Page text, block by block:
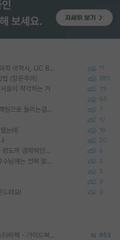
Korea University 수학, 컴퓨터과학 이학사, UC Berkeley 산업공학 대학원 공학박사가 되는 것은 쉽지 않겠죠? 11
법 (장문주의) 280
들이 착각하는 거 79
55
왜 후배가 못하는걸 교수님은 내 책임으로 돌리는걸까요? 7
17
는데 16
20
박사진학하기에 2억은 괜찮은 (?) 정도의 경제력인가요 9
타대학원 컨텍 준비중인데, 지도교수님께는 언제 말씀드려야 할까요? 2
2
3
드려요! 3
[무료] 2026 미국 대학원 유학 스타터팩 - 가이드북 & 합격자 컨택메일 템플릿 653